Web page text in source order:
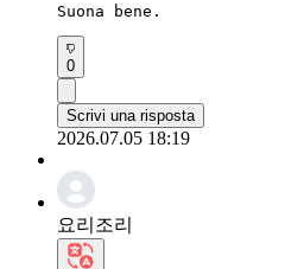
Suona bene.
0
Scrivi una risposta
2026.07.05 18:19
요리조리